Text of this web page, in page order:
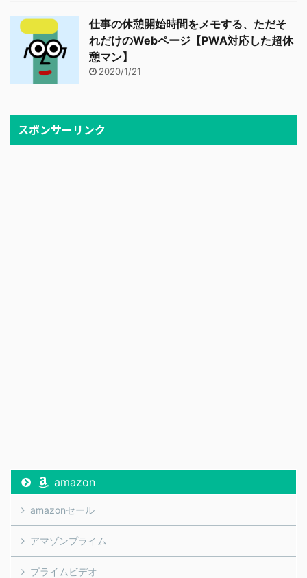
仕事の休憩開始時間をメモする、ただそ
れだけのWebページ【PWA対応した超休
憩マン】
2020/1/21
スポンサーリンク
amazon
amazonセール
アマゾンプライム
プライムビデオ